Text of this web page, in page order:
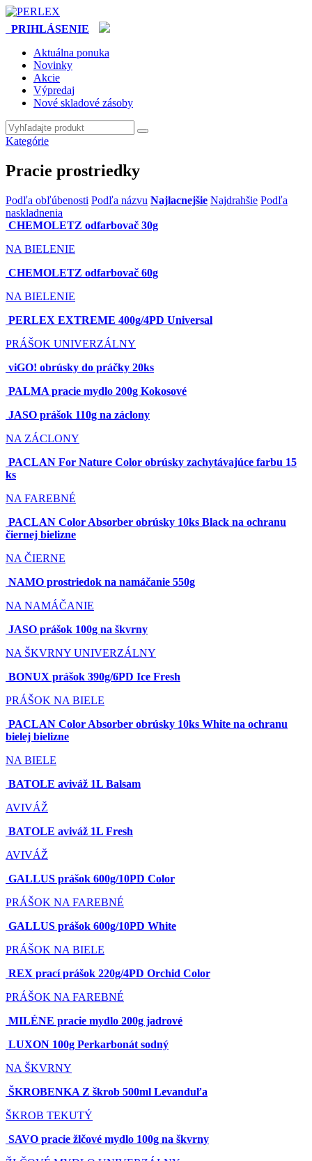
PRIHLÁSENIE
Aktuálna ponuka
Novinky
Akcie
Výpredaj
Nové skladové zásoby
Kategórie
Pracie prostriedky
Podľa obľúbenosti Podľa názvu Najlacnejšie Najdrahšie Podľa
naskladnenia
CHEMOLETZ odfarbovač 30g
NA BIELENIE
CHEMOLETZ odfarbovač 60g
NA BIELENIE
PERLEX EXTREME 400g/4PD Universal
PRÁŠOK UNIVERZÁLNY
viGO! obrúsky do práčky 20ks
PALMA pracie mydlo 200g Kokosové
JASO prášok 110g na záclony
NA ZÁCLONY
PACLAN For Nature Color obrúsky zachytávajúce farbu 15
ks
NA FAREBNÉ
PACLAN Color Absorber obrúsky 10ks Black na ochranu
čiernej bielizne
NA ČIERNE
NAMO prostriedok na namáčanie 550g
NA NAMÁČANIE
JASO prášok 100g na škvrny
NA ŠKVRNY UNIVERZÁLNY
BONUX prášok 390g/6PD Ice Fresh
PRÁŠOK NA BIELE
PACLAN Color Absorber obrúsky 10ks White na ochranu
bielej bielizne
NA BIELE
BATOLE aviváž 1L Balsam
AVIVÁŽ
BATOLE aviváž 1L Fresh
AVIVÁŽ
GALLUS prášok 600g/10PD Color
PRÁŠOK NA FAREBNÉ
GALLUS prášok 600g/10PD White
PRÁŠOK NA BIELE
REX prací prášok 220g/4PD Orchid Color
PRÁŠOK NA FAREBNÉ
MILÉNE pracie mydlo 200g jadrové
LUXON 100g Perkarbonát sodný
NA ŠKVRNY
ŠKROBENKA Z škrob 500ml Levanduľa
ŠKROB TEKUTÝ
SAVO pracie žlčové mydlo 100g na škvrny